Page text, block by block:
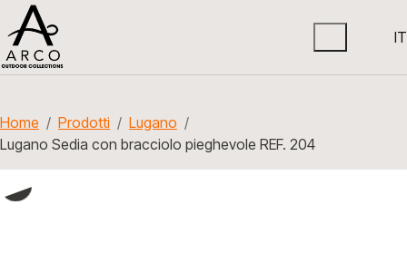
IT
Home Prodotti
Lugano
Lugano Sedia con bracciolo pieghevole REF. 204